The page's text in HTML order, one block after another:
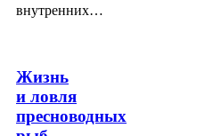
внутренних…
Жизнь
и ловля
пресноводных